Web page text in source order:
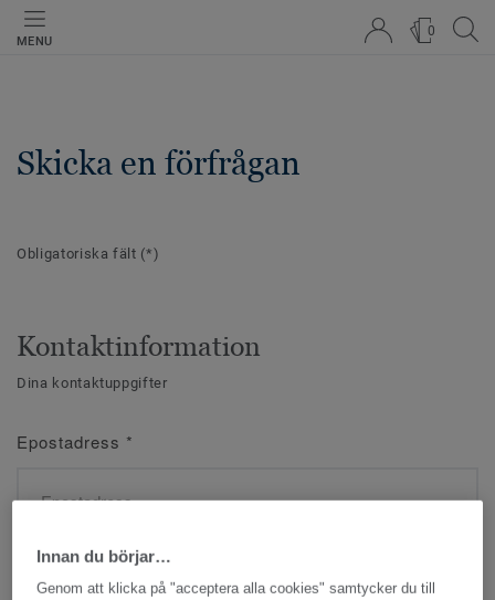
MENU
0
Skicka en förfrågan
Obligatoriska fält (*)
Kontaktinformation
Dina kontaktuppgifter
Epostadress *
Namn*
Innan du börjar…
Genom att klicka på "acceptera alla cookies" samtycker du till